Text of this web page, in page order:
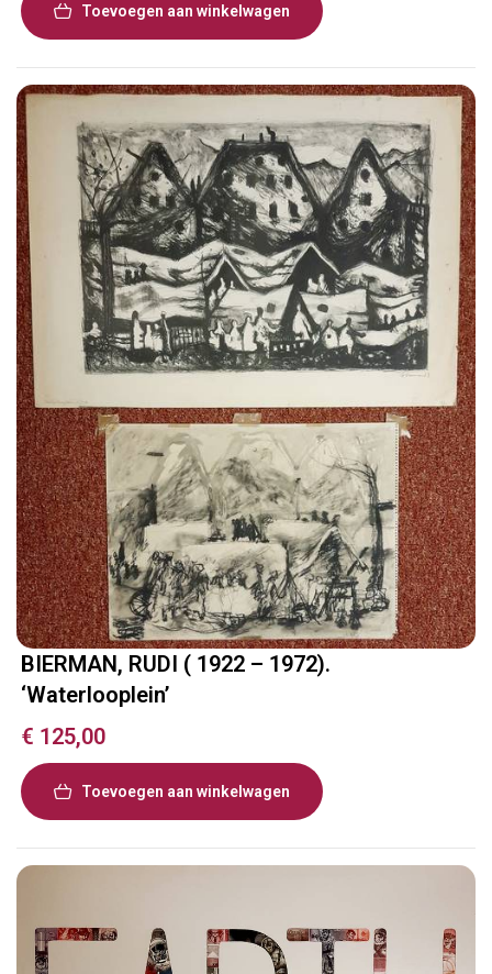
Toevoegen aan winkelwagen
BIERMAN, RUDI ( 1922 – 1972).
‘Waterlooplein’
€ 125,00
Toevoegen aan winkelwagen